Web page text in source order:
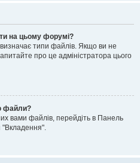
на цьому форумі?
типи файлів. Якщо ви не
про це адміністратора цього
файли?
вами файлів, перейдіть в Панель
"Вкладення".